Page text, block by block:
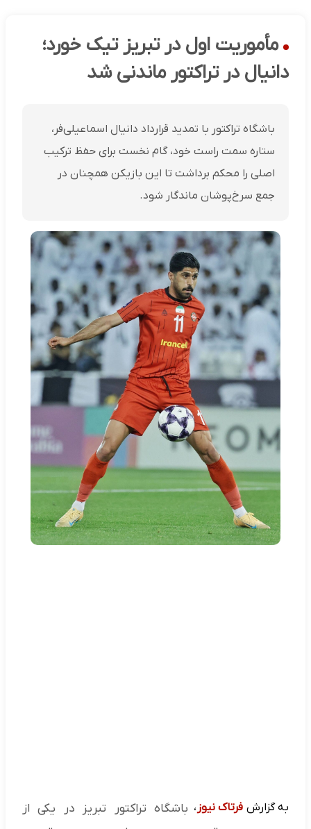
مأموریت اول در تبریز تیک خورد؛
دانیال در تراکتور ماندنی شد
باشگاه تراکتور با تمدید قرارداد دانیال اسماعیلی‌فر،
ستاره سمت راست خود، گام نخست برای حفظ ترکیب
اصلی را محکم برداشت تا این بازیکن همچنان در
جمع سرخ‌پوشان ماندگار شود.
به گزارش فرتاک نیوز ، باشگاه تراکتور تبریز در یکی از